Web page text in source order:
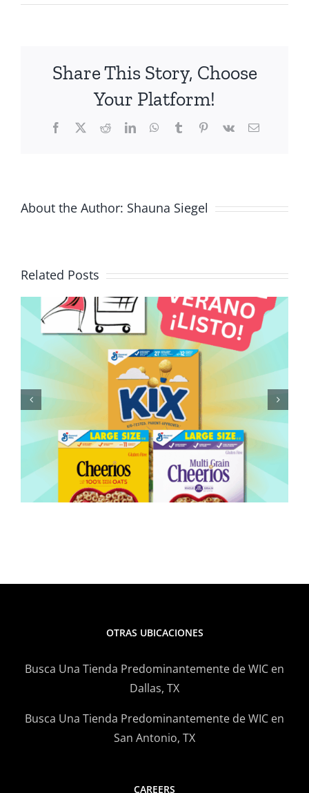
WIC
Vegetales
Finales
Diciembre
Share This Story, Choose
Your Platform!
Facebook
X RedditLinkedInWhatsApp
TumblrPinterest
Vk Email
About the Author: Shauna Siegel
Related Posts
Delicioso y nutritivo: uso de
puré de calabaza enlatado
para preparar una salsa de
pasta apta para toda la
familia
OTRAS UBICACIONES
Busca Una Tienda Predominantemente de WIC en
Dallas, TX
Busca Una Tienda Predominantemente de WIC en
San Antonio, TX
CAREERS